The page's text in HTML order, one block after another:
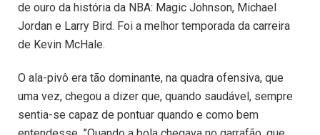
de ouro da história da NBA: Magic Johnson, Michael
Jordan e Larry Bird. Foi a melhor temporada da carreira
de Kevin McHale.
O ala-pivô era tão dominante, na quadra ofensiva, que
uma vez, chegou a dizer que, quando saudável, sempre
sentia-se capaz de pontuar quando e como bem